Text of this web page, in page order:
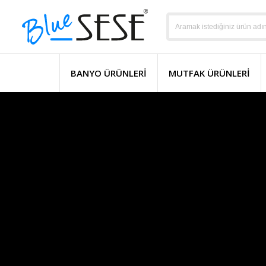
BANYO ÜRÜNLERI MUTFAK ÜRÜNLERI